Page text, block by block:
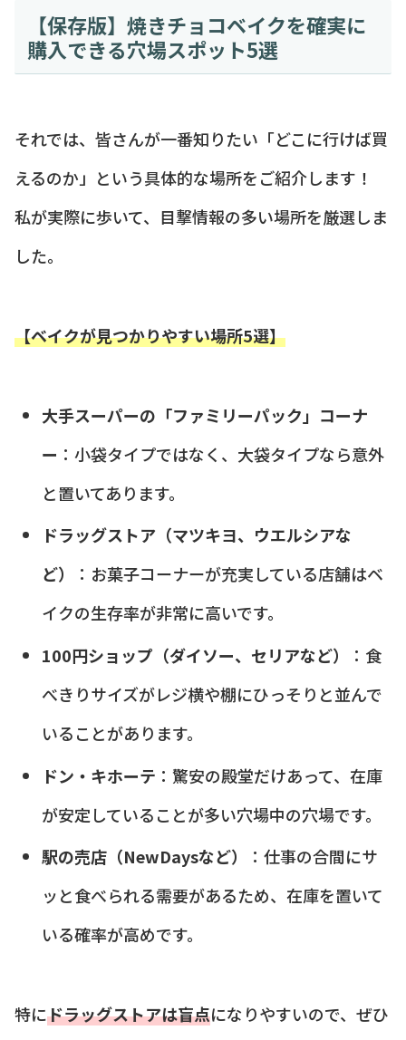
【保存版】焼きチョコベイクを確実に
購入できる穴場スポット5選
それでは、皆さんが一番知りたい「どこに行けば買
えるのか」という具体的な場所をご紹介します！
私が実際に歩いて、目撃情報の多い場所を厳選しま
した。
【ベイクが見つかりやすい場所5選】
大手スーパーの「ファミリーパック」コーナ
ー ：小袋タイプではなく、大袋タイプなら意外
と置いてあります。
ドラッグストア（マツキヨ、ウエルシアな
ど）
：お菓子コーナーが充実している店舗はベ
イクの生存率が非常に高いです。
100円ショップ（ダイソー、セリアなど）
：食
べきりサイズがレジ横や棚にひっそりと並んで
いることがあります。
ドン・キホーテ ：驚安の殿堂だけあって、在庫
が安定していることが多い穴場中の穴場です。
駅の売店（NewDaysなど）
：仕事の合間にサ
ッと食べられる需要があるため、在庫を置いて
いる確率が高めです。
特にドラッグストアは盲点になりやすいので、ぜひ